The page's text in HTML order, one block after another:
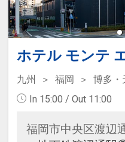
ホテル モンテ
九州 福岡
博多・
In 15:00 / Out 11:00
福岡市中央区渡辺